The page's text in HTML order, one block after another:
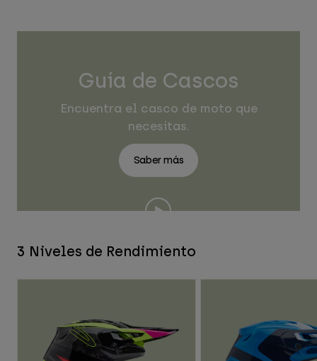
Guía de Cascos
Encuentra el casco de moto que
necesitas.
Saber más
3 Niveles de Rendimiento